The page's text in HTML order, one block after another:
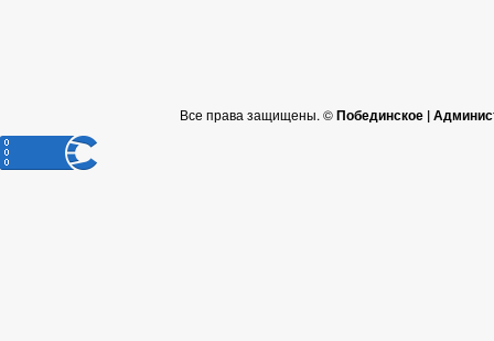
Все права защищены. ©Побединское |